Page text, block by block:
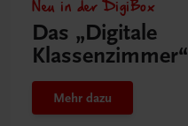
Neu in der DigiBox
Das „Digitale
Klassenzimmer“
Mehr dazu